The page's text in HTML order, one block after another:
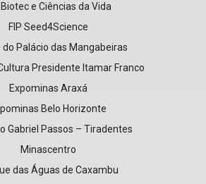
Biotec e Ciências da Vida
FIP Seed4Science
do Palácio das Mangabeiras
Presidente Itamar Franco
Expominas Araxá
Belo Horizonte
Gabriel Passos – Tiradentes
Minascentro
das Águas de Caxambu